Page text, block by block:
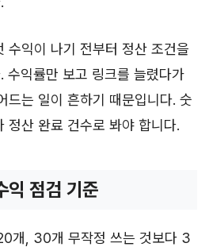
수익이 나기 전부터 정산 조건을
수익률만 보고 링크를 늘렸다가
드는 일이 흔하기 때문입니다. 숫
정산 완료 건수로 봐야 합니다.
익 점검 기준
개, 30개 무작정 쓰는 것보다 3